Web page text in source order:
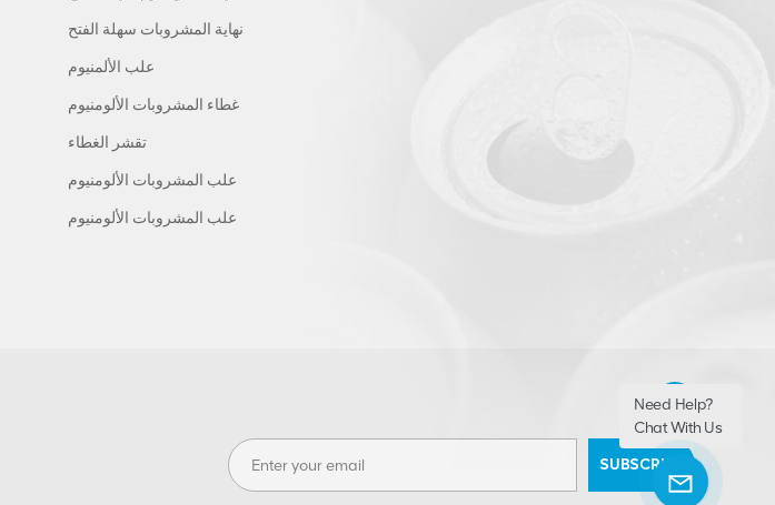
نهاية المشروبات سهلة الفتح
علب الألمنيوم
غطاء المشروبات الألومنيوم
تقشر الغطاء
علب المشروبات الألومنيوم
علب المشروبات الألومنيوم
SUBSCRIBE
Need Help?
Chat With Us